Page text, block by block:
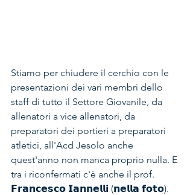
Stiamo per chiudere il cerchio con le
presentazioni dei vari membri dello
staff di tutto il Settore Giovanile, da
allenatori a vice allenatori, da
preparatori dei portieri a preparatori
atletici, all'Acd Jesolo anche
quest'anno non manca proprio nulla. E
tra i riconfermati c'è anche il prof.
𝗙𝗿𝗮𝗻𝗰𝗲𝘀𝗰𝗼 𝗜𝗮𝗻𝗻𝗲𝗹𝗹𝗶 (𝗻𝗲𝗹𝗹𝗮 𝗳𝗼𝘁𝗼).